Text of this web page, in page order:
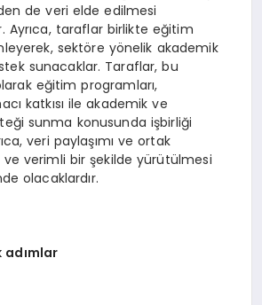
de veri elde edilmesi
Ayrıca, taraflar birlikte eğitim
sektöre yönelik akademik
sunacaklar. Taraflar, bu
eğitim programları,
katkısı ile akademik ve
sunma konusunda işbirliği
veri paylaşımı ve ortak
ve verimli bir şekilde yürütülmesi
olacaklardır.
adımlar